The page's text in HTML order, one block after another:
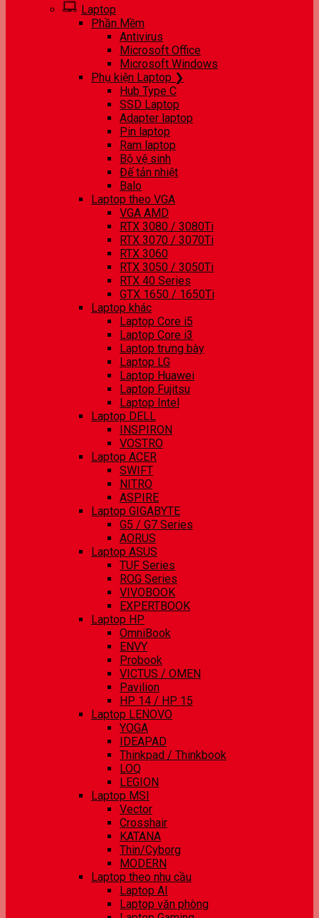
Laptop
Phần Mềm
Antivirus
Microsoft Office
Microsoft Windows
Phụ kiện Laptop ❯
Hub Type C
SSD Laptop
Adapter laptop
Pin laptop
Ram laptop
Bộ vệ sinh
Đế tản nhiệt
Balo
Laptop theo VGA
VGA AMD
RTX 3080 / 3080Ti
RTX 3070 / 3070Ti
RTX 3060
RTX 3050 / 3050Ti
RTX 40 Series
GTX 1650 / 1650Ti
Laptop khác
Laptop Core i5
Laptop Core i3
Laptop trưng bày
Laptop LG
Laptop Huawei
Laptop Fujitsu
Laptop Intel
Laptop DELL
INSPIRON
VOSTRO
Laptop ACER
SWIFT
NITRO
ASPIRE
Laptop GIGABYTE
G5 / G7 Series
AORUS
Laptop ASUS
TUF Series
ROG Series
VIVOBOOK
EXPERTBOOK
Laptop HP
OmniBook
ENVY
Probook
VICTUS / OMEN
Pavilion
HP 14 / HP 15
Laptop LENOVO
YOGA
IDEAPAD
Thinkpad / Thinkbook
LOQ
LEGION
Laptop MSI
Vector
Crosshair
KATANA
Thin/Cyborg
MODERN
Laptop theo nhu cầu
Laptop AI
Laptop văn phòng